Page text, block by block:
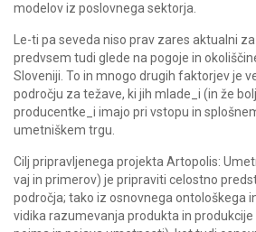
modelov iz poslovnega sektorja.
Le-ti pa seveda niso prav zares aktualni
predvsem tudi glede na pogoje in
Sloveniji. To in mnogo drugih faktorjev je
področju za težave, ki jih mlade_i (in že
producentke_i imajo pri vstopu in
umetniškem trgu.
Cilj pripravljenega projekta Artopolis:
vaj in primerov) je pripraviti celostno
področja; tako iz osnovnega ontološkega
vidika razumevanja produkta in